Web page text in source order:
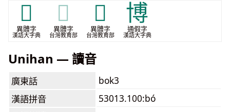
𥴮
異體字
漢語大字典
𥴮
異體字
台灣教育部
𥴾
異體字
台灣教育部
博
通假字
漢語大字典
Unihan — 讀音
廣東話
bok3
漢語拼音
53013.100:bó